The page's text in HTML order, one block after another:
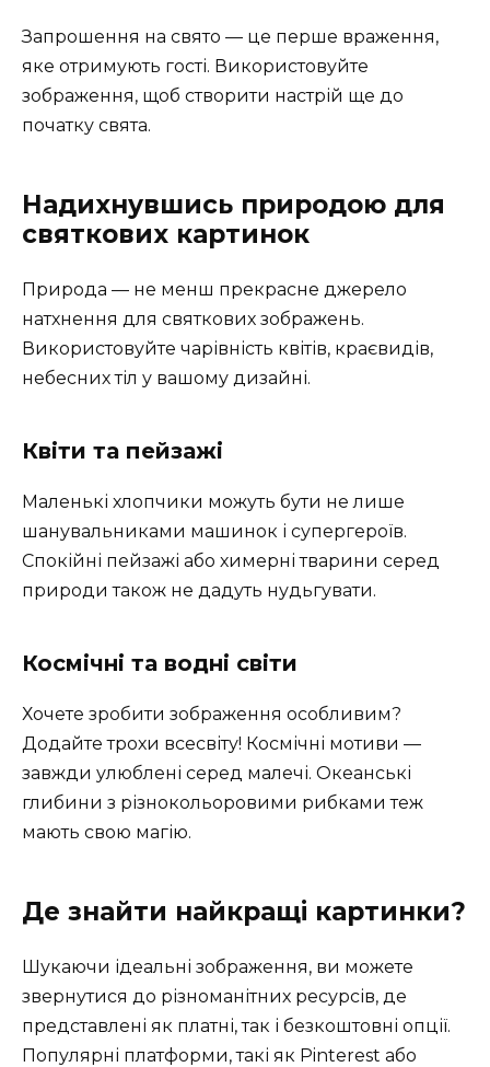
Запрошення на свято — це перше враження,
яке отримують гості. Використовуйте
зображення, щоб створити настрій ще до
початку свята.
Надихнувшись природою для
святкових картинок
Природа — не менш прекрасне джерело
натхнення для святкових зображень.
Використовуйте чарівність квітів, краєвидів,
небесних тіл у вашому дизайні.
Квіти та пейзажі
Маленькі хлопчики можуть бути не лише
шанувальниками машинок і супергероїв.
Спокійні пейзажі або химерні тварини серед
природи також не дадуть нудьгувати.
Космічні та водні світи
Хочете зробити зображення особливим?
Додайте трохи всесвіту! Космічні мотиви —
завжди улюблені серед малечі. Океанські
глибини з різнокольоровими рибками теж
мають свою магію.
Де знайти найкращі картинки?
Шукаючи ідеальні зображення, ви можете
звернутися до різноманітних ресурсів, де
представлені як платні, так і безкоштовні опції.
Популярні платформи, такі як Pinterest або